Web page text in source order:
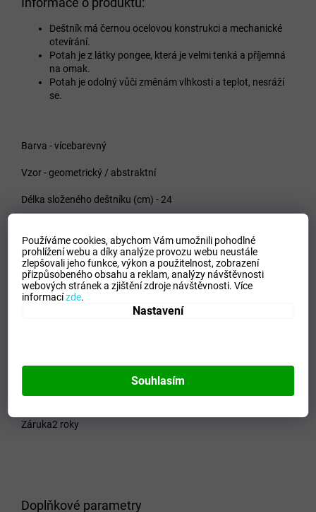
Používáme cookies, abychom Vám umožnili pohodlné
prohlížení webu a díky analýze provozu webu neustále
zlepšovali jeho funkce, výkon a použitelnost,zobrazení
přizpůsobeného obsahu a reklam, analýzy návštěvnosti
webových stránek a zjištění zdroje návštěvnosti.Více
informacízde.
Nastavení
Souhlasím
Deštník má černou ocelovou konstrukci a mechanické
otevírání.
Potah je z látky pongee, která je velmi tenká a příjemná
na omak.
Potah je odolný vůči změnám vlhkosti a teplot, nesráží
se.
Barva - vícebarevný
Vzor - geometrický / abstraktní
Délka složeného deštníku (cm) - 24
Hmotnost (g) - 274
Materiál konstrukce - ocelová konstrukce
Systém - mechanický
Počet prutů - 53/8
Záruka2 roky
Doplňkové parametry